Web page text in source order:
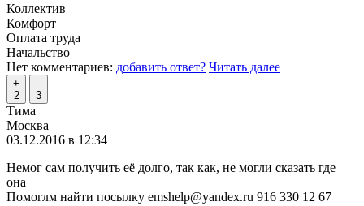
Коллектив
Комфорт
Оплата труда
Начальство
Нет комментариев: добавить ответ? Читать далее
+
2
-
3
Тима
Москва
03.12.2016 в 12:34
Немог сам получить её долго, так как, не могли сказать где
она
Помоглм найти посылку emshelp@yandex.ru 916 330 12 67